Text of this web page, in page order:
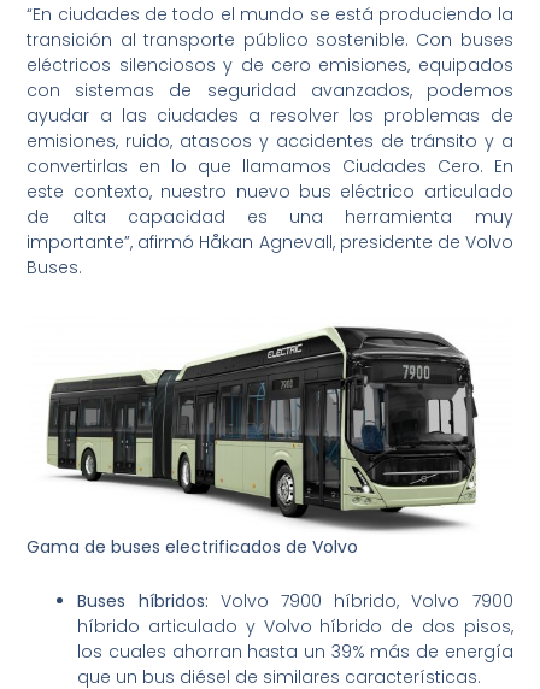
“En ciudades de todo el mundo se está produciendo la
transición al transporte público sostenible. Con buses
eléctricos silenciosos y de cero emisiones, equipados
con sistemas de seguridad avanzados, podemos
ayudar a las ciudades a resolver los problemas de
emisiones, ruido, atascos y accidentes de tránsito y a
convertirlas en lo que llamamos Ciudades Cero. En
este contexto, nuestro nuevo bus eléctrico articulado
de alta capacidad es una herramienta muy
importante”, afirmó Håkan Agnevall, presidente de Volvo
Buses.
Gama debuses electrificados de Volvo
Buses híbridos: Volvo 7900 híbrido, Volvo 7900
híbrido articulado y Volvo híbrido de dos pisos,
los cuales ahorran hasta un 39% más de energía
que un bus diésel de similares características.